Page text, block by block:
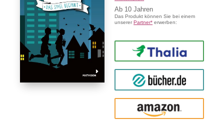
Ab 10
Das Produkt können Sie bei einem
unsererPartner* erwerben:
Thalia
buecher.de
Amazon